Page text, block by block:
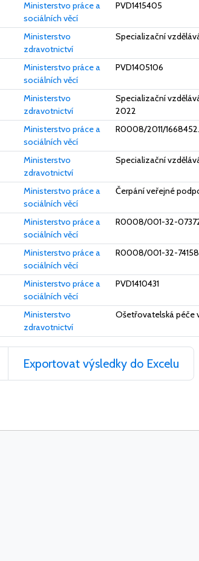
Ministerstvo práce a
sociálních věcí
PVD1415405
Ministerstvo
zdravotnictví
Specializační
Ministerstvo práce a
sociálních věcí
PVD1405106
Ministerstvo
zdravotnictví
Specializační
2022
Ministerstvo práce a
sociálních věcí
R0008/2011/
Ministerstvo
zdravotnictví
Specializační
Ministerstvo práce a
sociálních věcí
Čerpání veřejné
Ministerstvo práce a
sociálních věcí
R0008/001-32-
Ministerstvo práce a
sociálních věcí
R0008/001-32-74158
Ministerstvo práce a
sociálních věcí
PVD1410431
Ministerstvo
zdravotnictví
Ošetřovatelská péče
Exportovat výsledky do Excelu